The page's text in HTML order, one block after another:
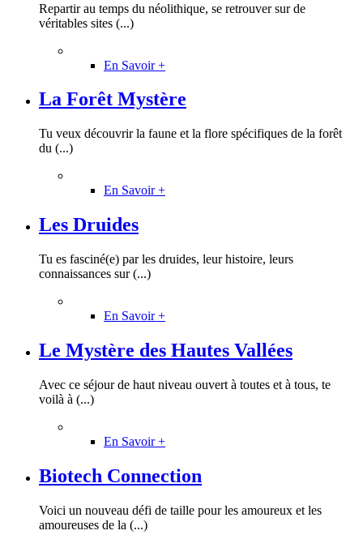
Repartir au temps du néolithique, se retrouver sur de
véritables sites (...)
En Savoir +
La Forêt Mystère
Tu veux découvrir la faune et la flore spécifiques de la forêt
du (...)
En Savoir +
Les Druides
Tu es fasciné(e) par les druides, leur histoire, leurs
connaissances sur (...)
En Savoir +
Le Mystère des Hautes Vallées
Avec ce séjour de haut niveau ouvert à toutes et à tous, te
voilà à (...)
En Savoir +
Biotech Connection
Voici un nouveau défi de taille pour les amoureux et les
amoureuses de la (...)